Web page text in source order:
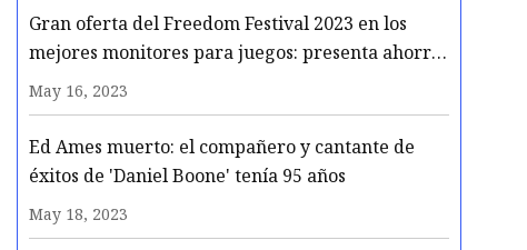
Gran oferta del Freedom Festival 2023 en los
mejores monitores para juegos: presenta ahorros
máximos de hasta el 60%
May 16, 2023
Ed Ames muerto: el compañero y cantante de
éxitos de 'Daniel Boone' tenía 95 años
May 18, 2023